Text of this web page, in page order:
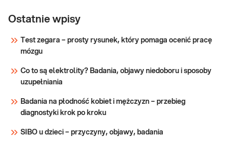
wątrobowe
ALP, BIL,
GGTP)
Próby wątrobowe. Oznaczenie wartości
wątrobowych i bilirubiny) przydatne w
Ostatnie wpisy
Test zegara – prosty rysunek, który pomaga ocenić pracę
mózgu
Co to są elektrolity? Badania, objawy niedoboru i sposoby
uzupełniania
Badania na płodność kobiet i mężczyzn – przebieg
diagnostyki krok po kroku
SIBO u dzieci – przyczyny, objawy, badania